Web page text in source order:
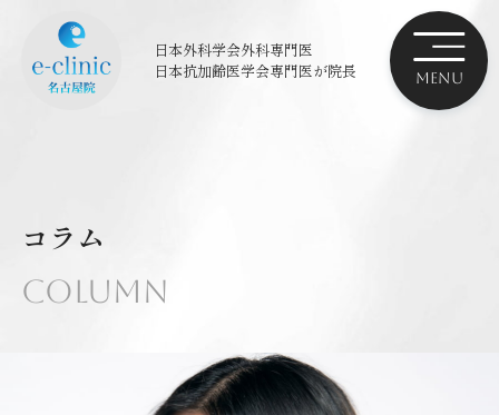
日本外科学会外科専門医
日本抗加齢医学会専門医が院長
コラム
Column